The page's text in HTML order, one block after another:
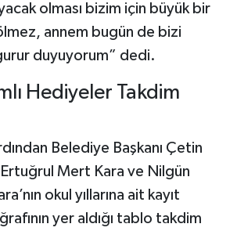
olması bizim için büyük bir
annem bugün de bizi
duyuyorum” dedi.
Hediyeler Takdim
Belediye Başkanı Çetin
Ertuğrul Mert Kara ve Nilgün
okul yıllarına ait kayıt
yer aldığı tablo takdim